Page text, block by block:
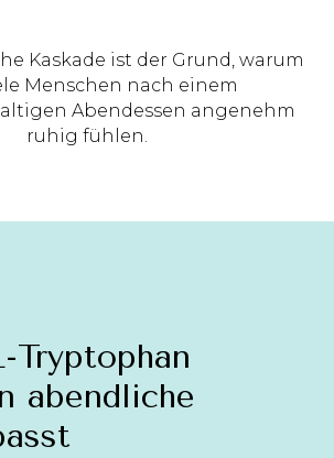
Kaskade ist der Grund, warum
Menschen nach einem
Abendessen angenehm
ruhig fühlen.
Tryptophan
abendliche